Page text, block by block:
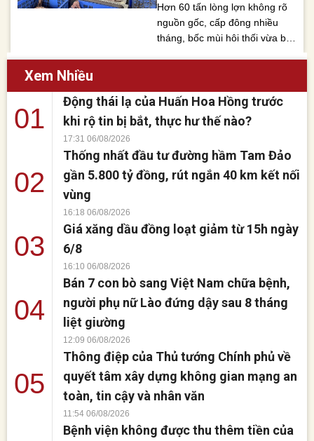
Hơn 60 tấn lòng lợn không rõ
nguồn gốc, cấp đông nhiều
tháng, bốc mùi hôi thối vừa bị
Ngày 30/1, Công an TP Hà Nội
cho biết Phòng An ninh kinh tế
đã phối [...]
Xem Nhiều
01
Động thái lạ của Huấn Hoa Hồng trước
khi rộ tin bị bắt, thực hư thế nào?
17:31 06/08/2026
02
Thống nhất đầu tư đường hầm Tam Đảo
gần 5.800 tỷ đồng, rút ngắn 40 km kết nối
vùng
16:18 06/08/2026
03
Giá xăng dầu đồng loạt giảm từ 15h ngày
6/8
16:10 06/08/2026
04
Bán 7 con bò sang Việt Nam chữa bệnh,
người phụ nữ Lào đứng dậy sau 8 tháng
liệt giường
12:09 06/08/2026
05
Thông điệp của Thủ tướng Chính phủ về
quyết tâm xây dựng không gian mạng an
toàn, tin cậy và nhân văn
11:54 06/08/2026
Bệnh viện không được thu thêm tiền của